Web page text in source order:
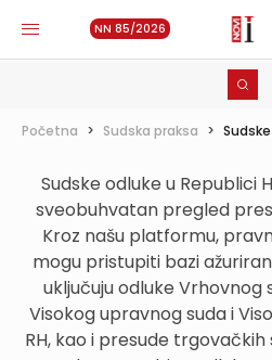
NN 85/2026
Početna > Sudska praksa >
Sudske odluke u Republici
sveobuhvatan pregled
Kroz našu platformu,
mogu pristupiti bazi
uključuju odluke Vrhovnog
Visokog upravnog suda i
RH, kao i presude trgovačkih